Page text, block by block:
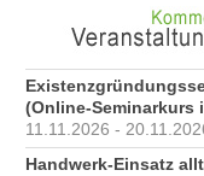
(Online-Seminarkurs
11.11.2026 -
Handwerk-Einsatz